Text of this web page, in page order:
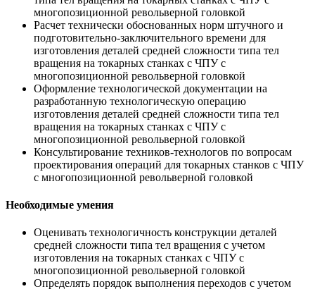
многопозиционной револьверной головкой
Расчет технически обоснованных норм штучного и
подготовительно-заключительного времени для
изготовления деталей средней сложности типа тел
вращения на токарных станках с ЧПУ с
многопозиционной револьверной головкой
Оформление технологической документации на
разработанную технологическую операцию
изготовления деталей средней сложности типа тел
вращения на токарных станках с ЧПУ с
многопозиционной револьверной головкой
Консультирование техников-технологов по вопросам
проектирования операций для токарных станков с ЧПУ
с многопозиционной револьверной головкой
Необходимые умения
Оценивать технологичность конструкции деталей
средней сложности типа тел вращения с учетом
изготовления на токарных станках с ЧПУ с
многопозиционной револьверной головкой
Определять порядок выполнения переходов с учетом